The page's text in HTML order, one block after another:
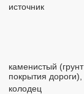
источник
каменистый
покрытия
колодец